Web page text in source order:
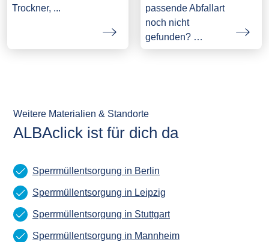
Trockner, ...
passende Abfallart
noch nicht
gefunden? …
Weitere Materialien & Standorte
ALBAclick ist für dich da
Sperrmüllentsorgung in Berlin
Sperrmüllentsorgung in Leipzig
Sperrmüllentsorgung in Stuttgart
Sperrmüllentsorgung in Mannheim